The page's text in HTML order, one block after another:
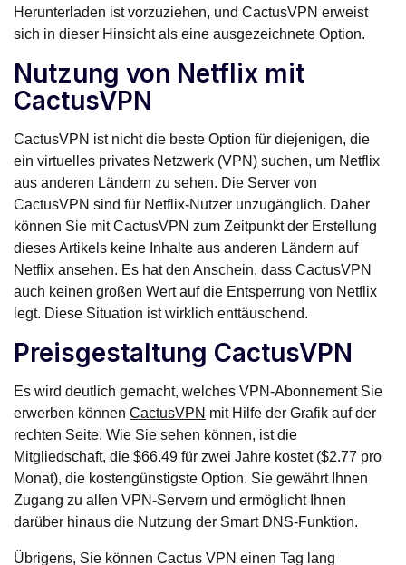
Herunterladen ist vorzuziehen, und CactusVPN erweist
sich in dieser Hinsicht als eine ausgezeichnete Option.
Nutzung von Netflix mit
CactusVPN
CactusVPN ist nicht die beste Option für diejenigen, die
ein virtuelles privates Netzwerk (VPN) suchen, um Netflix
aus anderen Ländern zu sehen. Die Server von
CactusVPN sind für Netflix-Nutzer unzugänglich. Daher
können Sie mit CactusVPN zum Zeitpunkt der Erstellung
dieses Artikels keine Inhalte aus anderen Ländern auf
Netflix ansehen. Es hat den Anschein, dass CactusVPN
auch keinen großen Wert auf die Entsperrung von Netflix
legt. Diese Situation ist wirklich enttäuschend.
Preisgestaltung CactusVPN
Es wird deutlich gemacht, welches VPN-Abonnement Sie
erwerben können CactusVPN mit Hilfe der Grafik auf der
rechten Seite. Wie Sie sehen können, ist die
Mitgliedschaft, die $66.49 für zwei Jahre kostet ($2.77 pro
Monat), die kostengünstigste Option. Sie gewährt Ihnen
Zugang zu allen VPN-Servern und ermöglicht Ihnen
darüber hinaus die Nutzung der Smart DNS-Funktion.
Übrigens, Sie können Cactus VPN einen Tag lang